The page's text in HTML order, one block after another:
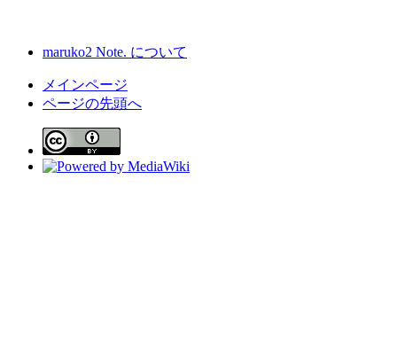
maruko2 Note. について
メインページ
ページの先頭へ